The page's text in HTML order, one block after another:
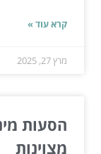
קרא עוד »
מרץ 27, 2025
הסעות
מצוינות